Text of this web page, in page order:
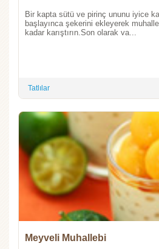
Bir kapta sütü ve pirinç ununu iyice
başlayınca şekerini ekleyerek
kadar karıştırın.Son olarak va...
Tatlılar
Meyveli Muhallebi